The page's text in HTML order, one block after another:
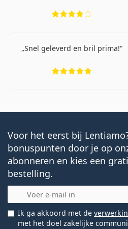
Snel geleverd en bril prima!
Voor het eerst bij
bonuspunten door je op
abonneren en kies een
bestelling.
E-mail
Ik ga akkoord met de
met het doel zakelijke